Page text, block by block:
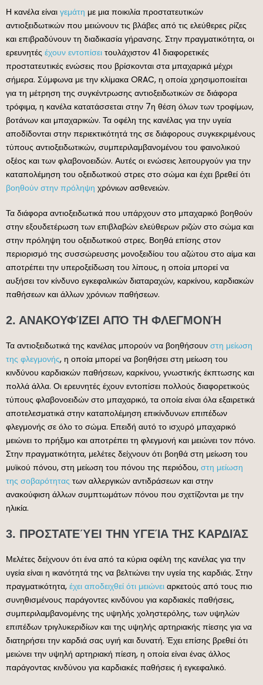
Η κανέλα είναι γεμάτη με μια ποικιλία προστατευτικών
αντιοξειδωτικών που μειώνουν τις βλάβες από τις ελεύθερες ρίζες
και επιβραδύνουν τη διαδικασία γήρανσης. Στην πραγματικότητα, οι
ερευνητές έχουν εντοπίσει τουλάχιστον 41 διαφορετικές
προστατευτικές ενώσεις που βρίσκονται στα μπαχαρικά μέχρι
σήμερα. Σύμφωνα με την κλίμακα ORAC, η οποία χρησιμοποιείται
για τη μέτρηση της συγκέντρωσης αντιοξειδωτικών σε διάφορα
τρόφιμα, η κανέλα κατατάσσεται στην 7η θέση όλων των τροφίμων,
βοτάνων και μπαχαρικών. Τα οφέλη της κανέλας για την υγεία
αποδίδονται στην περιεκτικότητά της σε διάφορους συγκεκριμένους
τύπους αντιοξειδωτικών, συμπεριλαμβανομένου του φαινολικού
οξέος και των φλαβονοειδών. Αυτές οι ενώσεις λειτουργούν για την
καταπολέμηση του οξειδωτικού στρες στο σώμα και έχει βρεθεί ότι
βοηθούν στην πρόληψη χρόνιων ασθενειών.
Τα διάφορα αντιοξειδωτικά που υπάρχουν στο μπαχαρικό βοηθούν
στην εξουδετέρωση των επιβλαβών ελεύθερων ριζών στο σώμα και
στην πρόληψη του οξειδωτικού στρες. Βοηθά επίσης στον
περιορισμό της συσσώρευσης μονοξειδίου του αζώτου στο αίμα και
αποτρέπει την υπεροξείδωση του λίπους, η οποία μπορεί να
αυξήσει τον κίνδυνο εγκεφαλικών διαταραχών, καρκίνου, καρδιακών
παθήσεων και άλλων χρόνιων παθήσεων.
2. ΑΝΑΚΟΥΦΊΖΕΙ ΑΠΌ ΤΗ ΦΛΕΓΜΟΝΉ
Τα αντιοξειδωτικά της κανέλας μπορούν να βοηθήσουν στη μείωση
της φλεγμονής, η οποία μπορεί να βοηθήσει στη μείωση του
κινδύνου καρδιακών παθήσεων, καρκίνου, γνωστικής έκπτωσης και
πολλά άλλα. Οι ερευνητές έχουν εντοπίσει πολλούς διαφορετικούς
τύπους φλαβονοειδών στο μπαχαρικό, τα οποία είναι όλα εξαιρετικά
αποτελεσματικά στην καταπολέμηση επικίνδυνων επιπέδων
φλεγμονής σε όλο το σώμα. Επειδή αυτό το ισχυρό μπαχαρικό
μειώνει το πρήξιμο και αποτρέπει τη φλεγμονή και μειώνει τον πόνο.
Στην πραγματικότητα, μελέτες δείχνουν ότι βοηθά στη μείωση του
μυϊκού πόνου, στη μείωση του πόνου της περιόδου, στη μείωση
της σοβαρότητας των αλλεργικών αντιδράσεων και στην
ανακούφιση άλλων συμπτωμάτων πόνου που σχετίζονται με την
ηλικία.
3. ΠΡΟΣΤΑΤΕΎΕΙ ΤΗΝ ΥΓΕΊΑ ΤΗΣ ΚΑΡΔΙΆΣ
Μελέτες δείχνουν ότι ένα από τα κύρια οφέλη της κανέλας για την
υγεία είναι η ικανότητά της να βελτιώνει την υγεία της καρδιάς. Στην
πραγματικότητα, έχει αποδειχθεί ότι μειώνει αρκετούς από τους πιο
συνηθισμένους παράγοντες κινδύνου για καρδιακές παθήσεις,
συμπεριλαμβανομένης της υψηλής χοληστερόλης, των υψηλών
επιπέδων τριγλυκεριδίων και της υψηλής αρτηριακής πίεσης για να
διατηρήσει την καρδιά σας υγιή και δυνατή. Έχει επίσης βρεθεί ότι
μειώνει την υψηλή αρτηριακή πίεση, η οποία είναι ένας άλλος
παράγοντας κινδύνου για καρδιακές παθήσεις ή εγκεφαλικό.